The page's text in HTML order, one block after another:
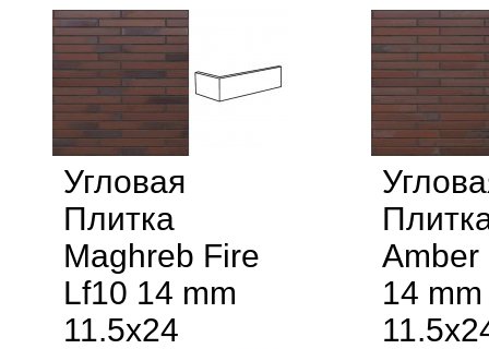
Угловая
Плитка
Maghreb Fire
Lf10 14 mm
11.5x24
Amber
14 mm